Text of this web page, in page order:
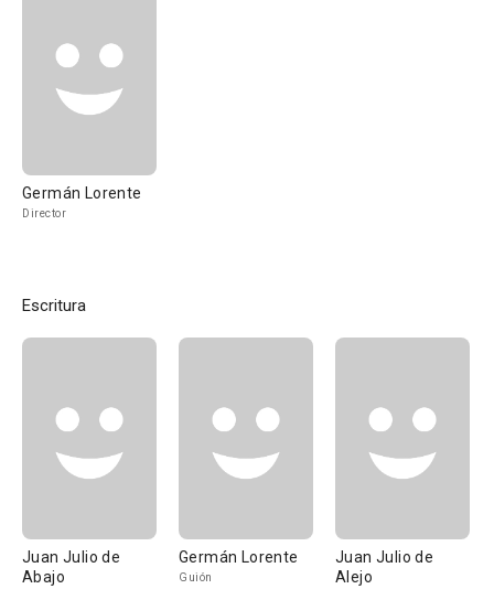
Germán Lorente
Director
Escritura
Juan Julio de
Abajo
Germán Lorente
Guión
Juan Julio de
Alejo